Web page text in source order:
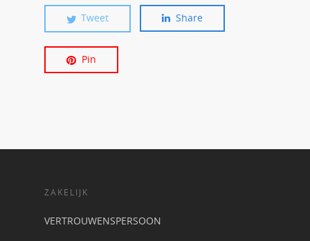
Tweet Share
Pin
ZAKELIJK
VERTROUWENSPERSOON